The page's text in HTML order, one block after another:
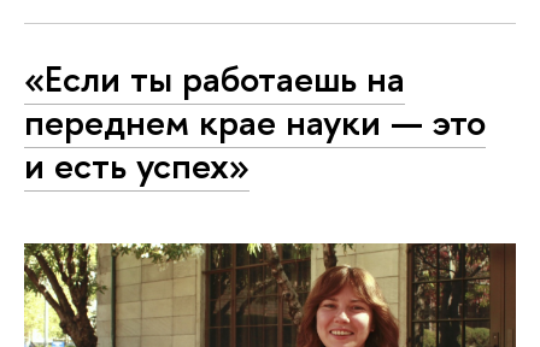
«Если ты работаешь на
переднем крае науки — это
и есть успех»